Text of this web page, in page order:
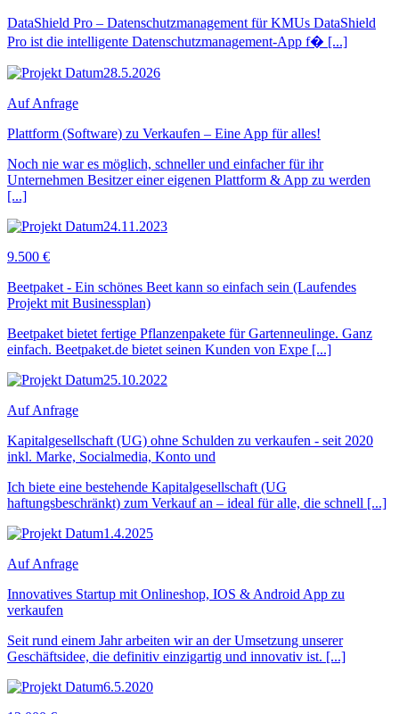
DataShield Pro – Datenschutzmanagement für KMUs DataShield
Pro ist die intelligente Datenschutzmanagement-App f� [...]
28.5.2026
Auf Anfrage
Plattform (Software) zu Verkaufen – Eine App für alles!
Noch nie war es möglich, schneller und einfacher für ihr
Unternehmen Besitzer einer eigenen Plattform & App zu werden
[...]
24.11.2023
9.500 €
Beetpaket - Ein schönes Beet kann so einfach sein (Laufendes
Projekt mit Businessplan)
Beetpaket bietet fertige Pflanzenpakete für Gartenneulinge. Ganz
einfach. Beetpaket.de bietet seinen Kunden von Expe [...]
25.10.2022
Auf Anfrage
Kapitalgesellschaft (UG) ohne Schulden zu verkaufen - seit 2020
inkl. Marke, Socialmedia, Konto und
Ich biete eine bestehende Kapitalgesellschaft (UG
haftungsbeschränkt) zum Verkauf an – ideal für alle, die schnell [...]
1.4.2025
Auf Anfrage
Innovatives Startup mit Onlineshop, IOS & Android App zu
verkaufen
Seit rund einem Jahr arbeiten wir an der Umsetzung unserer
Geschäftsidee, die definitiv einzigartig und innovativ ist. [...]
6.5.2020